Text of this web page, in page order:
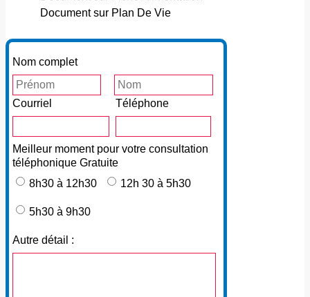
Document sur Plan De Vie
Nom complet
Courriel Téléphone
Meilleur moment pour votre consultation
téléphonique Gratuite
8h30 à 12h30
12h 30 à 5h30
5h30 à 9h30
Autre détail :